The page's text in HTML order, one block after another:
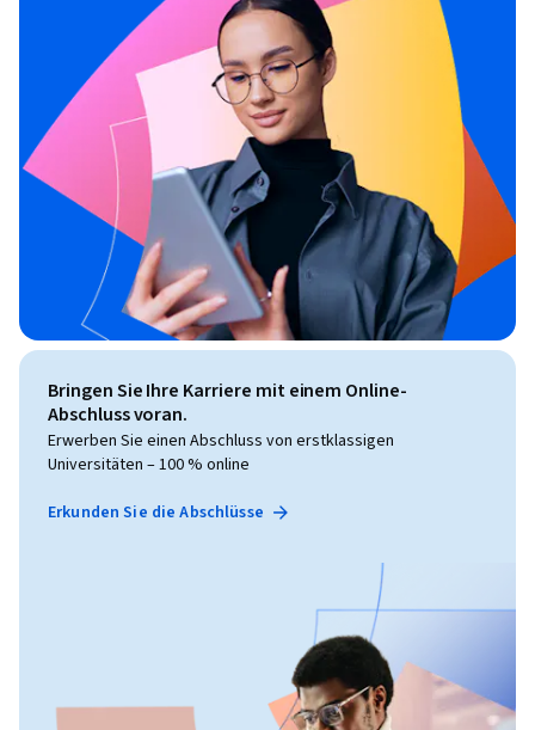
Bringen Sie Ihre Karriere mit einem Online-
Abschluss voran.
Erwerben Sie einen Abschluss von erstklassigen
Universitäten – 100 % online
Erkunden Sie die Abschlüsse